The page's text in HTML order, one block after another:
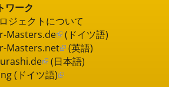
ワーク
ジェクトについて
Masters.de (ドイツ語)
Masters.net (英語)
(日本語)
(ドイツ語)